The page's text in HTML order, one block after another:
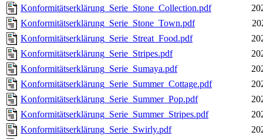
Konformitätserklärung_Serie_Stone_Collection.pdf
Konformitätserklärung_Serie_Stone_Town.pdf
Konformitätserklärung_Serie_Streat_Food.pdf
Konformitätserklärung_Serie_Stripes.pdf
Konformitätserklärung_Serie_Sumaya.pdf
Konformitätserklärung_Serie_Summer_Cottage.pdf
Konformitätserklärung_Serie_Summer_Pop.pdf
Konformitätserklärung_Serie_Summer_Stripes.pdf
Konformitätserklärung_Serie_Swirly.pdf